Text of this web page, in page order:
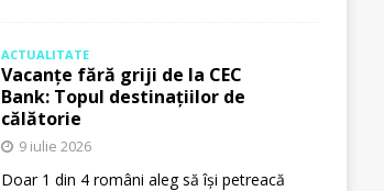
ACTUALITATE
Vacanțe fără griji de la CEC
Bank: Topul destinațiilor de
călătorie
9 iulie 2026
Doar 1 din 4 români aleg să își petreacă